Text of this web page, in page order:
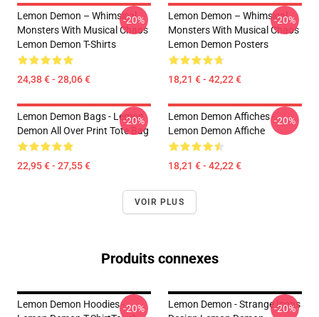
Lemon Demon – Whimsical
Monsters With Musical Chaos
Lemon Demon T-Shirts
24,38 € - 28,06 €
-20%
Lemon Demon – Whimsical
Monsters With Musical Chaos
Lemon Demon Posters
18,21 € - 42,22 €
-20%
Lemon Demon Bags - Lemon
Demon All Over Print Tote Bag
22,95 € - 27,55 €
-20%
Lemon Demon Affiches -
Lemon Demon Affiche
18,21 € - 42,22 €
-20%
VOIR PLUS
Produits connexes
Lemon Demon Hoodies --20%
Lemon Demon - Strange Icons
-20%